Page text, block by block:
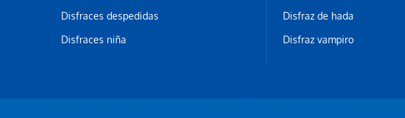
Disfraces despedidas
Disfraces niña
Disfraz de hada
Disfraz vampiro